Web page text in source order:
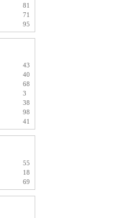
81
71
95
43
40
68
3
38
98
41
55
18
69